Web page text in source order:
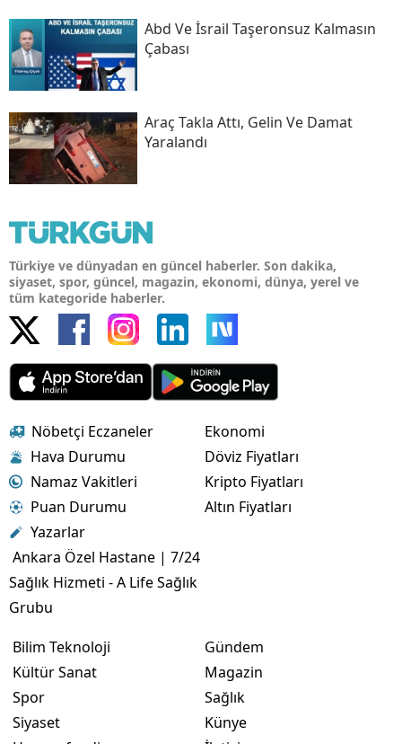
Abd Ve İsrail Taşeronsuz Kalmasın
Çabası
Araç Takla Attı, Gelin Ve Damat
Yaralandı
Türkiye ve dünyadan en güncel haberler. Son dakika,
siyaset, spor, güncel, magazin, ekonomi, dünya, yerel ve
tüm kategoride haberler.
Nöbetçi Eczaneler
Hava Durumu
Namaz Vakitleri
Puan Durumu
Yazarlar
Ankara Özel Hastane | 7/24
Sağlık Hizmeti - A Life Sağlık
Grubu
Ekonomi
Döviz Fiyatları
Kripto Fiyatları
Altın Fiyatları
Bilim Teknoloji
Kültür Sanat
Spor
Siyaset
Gündem
Magazin
Sağlık
Künye